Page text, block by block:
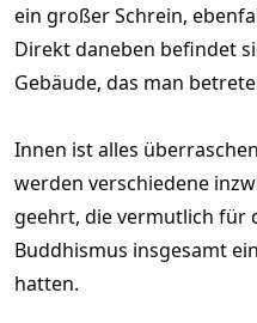
ein großer Schrein,
Direkt daneben befindet
Gebäude, das man
Innen ist alles
werden verschiedene
geehrt, die vermutlich für
Buddhismus insgesamt
hatten.